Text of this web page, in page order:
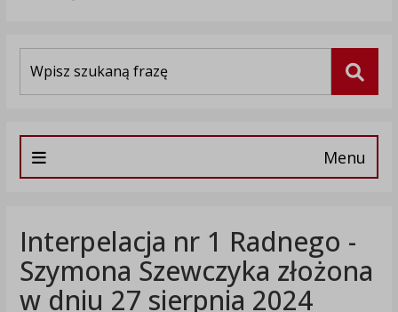
Menu
Interpelacja nr 1 Radnego -
Szymona Szewczyka złożona
w dniu 27 sierpnia 2024